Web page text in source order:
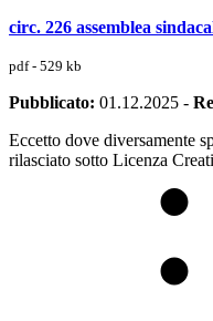
circ. 226 assemblea
pdf - 529 kb
Pubblicato: 01.12.2025 -
Eccetto dove diversamente
rilasciato sotto Licenza